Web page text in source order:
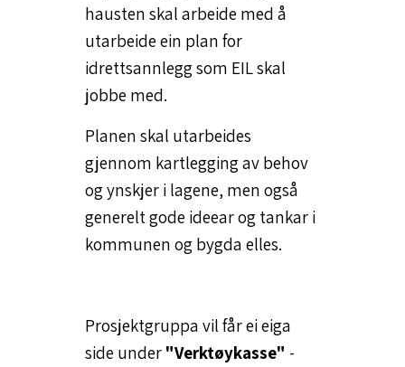
hausten skal arbeide med å
utarbeide ein plan for
idrettsannlegg som EIL skal
jobbe med.
Planen skal utarbeides
gjennom kartlegging av behov
og ynskjer i lagene, men også
generelt gode ideear og tankar i
kommunen og bygda elles.
Prosjektgruppa vil får ei eiga
side under "Verktøykasse" -